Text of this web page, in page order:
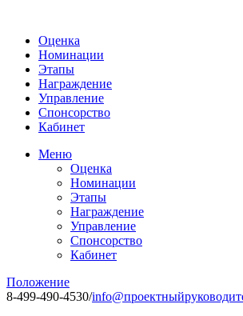
Оценка
Номинации
Этапы
Награждение
Управление
Спонсорство
Кабинет
Меню
Оценка
Номинации
Этапы
Награждение
Управление
Спонсорство
Кабинет
Положение
8-499-490-4530/